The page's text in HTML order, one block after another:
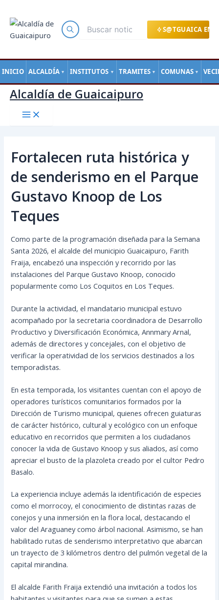
S@TGUAICA EN
INICIO ALCALDÍA ▼ INSTITUTOS ▼ TRAMITES ▼ COMUNAS ▼
contenido
Alcaldía de Guaicaipuro
Fortalecen ruta histórica y
de senderismo en el Parque
Gustavo Knoop de Los
Teques
Como parte de la programación diseñada para la Semana
Santa 2026, el alcalde del municipio Guaicaipuro, Farith
Fraija, encabezó una inspección y recorrido por las
instalaciones del Parque Gustavo Knoop, conocido
popularmente como Los Coquitos en Los Teques.
Durante la actividad, el mandatario municipal estuvo
acompañado por la secretaria coordinadora de Desarrollo
Productivo y Diversificación Económica, Annmary Arnal,
además de directores y concejales, con el objetivo de
verificar la operatividad de los servicios destinados a los
temporadistas.
En esta temporada, los visitantes cuentan con el apoyo de
operadores turísticos comunitarios formados por la
Dirección de Turismo municipal, quienes ofrecen guiaturas
de carácter histórico, cultural y ecológico con un enfoque
educativo en recorridos que permiten a los ciudadanos
conocer la vida de Gustavo Knoop y sus aliados, así como
apreciar el busto de la plazoleta creado por el cultor Pedro
Basalo.
La experiencia incluye además la identificación de especies
como el morrocoy, el conocimiento de distintas razas de
conejos y una inmersión en la flora local, destacando el
valor del Araguaney como árbol nacional. Asimismo, se han
habilitado rutas de senderismo interpretativo que abarcan
un trayecto de 3 kilómetros dentro del pulmón vegetal de la
capital mirandina.
El alcalde Farith Fraija extendió una invitación a todos los
de
entradas